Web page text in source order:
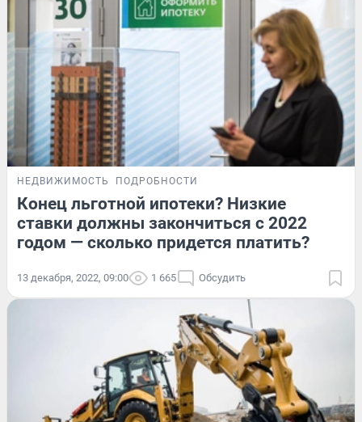
НЕДВИЖИМОСТЬ ПОДРОБНОСТИ
Конец льготной ипотеки? Низкие
ставки должны закончиться с 2022
годом — сколько придется платить?
13 декабря, 2022, 09:00 1 665 Обсудить